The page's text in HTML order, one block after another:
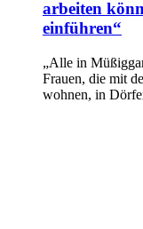
arbeiten
einführen“
„Alle in
Frauen, die mit
wohnen, in